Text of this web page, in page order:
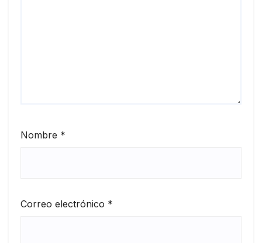
Nombre *
Correo electrónico *